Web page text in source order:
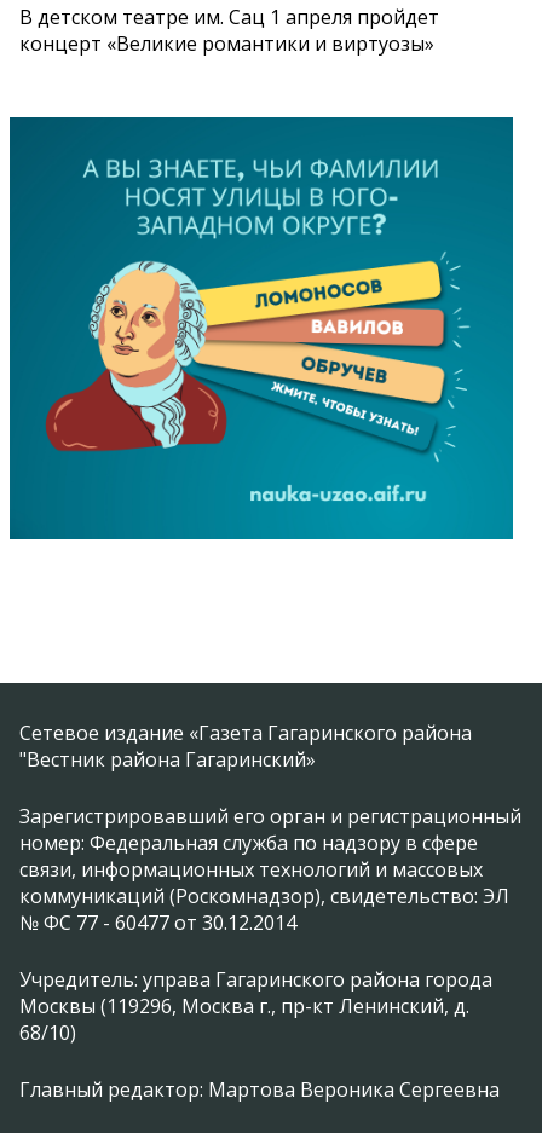
В детском театре им. Сац 1 апреля пройдет
концерт «Великие романтики и виртуозы»
Сетевое издание «Газета Гагаринского района
"Вестник района Гагаринский»
Зарегистрировавший его орган и регистрационный
номер: Федеральная служба по надзору в сфере
связи, информационных технологий и массовых
коммуникаций (Роскомнадзор), свидетельство: ЭЛ
№ ФС 77 - 60477 от 30.12.2014
Учредитель: управа Гагаринского района города
Москвы (119296, Москва г., пр-кт Ленинский, д.
68/10)
Главный редактор: Мартова Вероника Сергеевна